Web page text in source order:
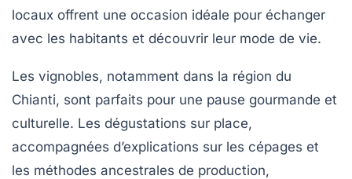
locaux offrent une occasion idéale pour échanger
avec les habitants et découvrir leur mode de vie.
Les vignobles, notamment dans la région du
Chianti, sont parfaits pour une pause gourmande et
culturelle. Les dégustations sur place,
accompagnées d’explications sur les cépages et
les méthodes ancestrales de production,